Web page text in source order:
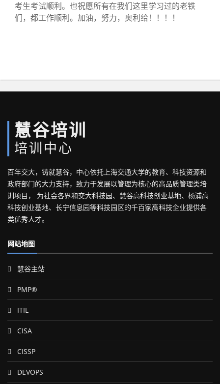
考生考试顺利。也祝愿所有在我们这里学习过的老铁
们，都工作顺利。加油，努力，奥利给！！！！
慧谷培训
培训中心
百年交大，铸就慧谷，中心依托上海交通大学的教育、科技资源和
政府部门的大力支持，致力于发展以管理为核心的高品质管理类培
训项目， 为社会各界和交大科技园、慧谷高科技创业基地、杨浦高
科技创业基地、长宁信息园等科技园区的千百家高科技企业提供各
类优秀人才。
网站地图
慧谷主站
PMP®
ITIL
CISA
CISSP
DEVOPS